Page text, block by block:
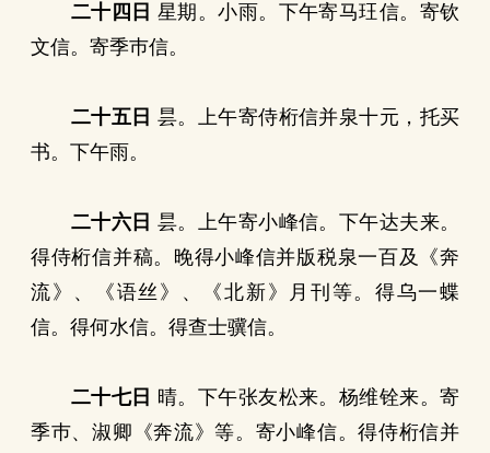
二十四日 星期。小雨。下午寄马玨信。寄钦
文信。寄季巿信。
二十五日 昙。上午寄侍桁信并泉十元，托买
书。下午雨。
二十六日 昙。上午寄小峰信。下午达夫来。
得侍桁信并稿。晚得小峰信并版税泉一百及《奔
流》、《语丝》、《北新》月刊等。得乌一蝶
信。得何水信。得查士骥信。
二十七日 晴。下午张友松来。杨维铨来。寄
季巿、淑卿《奔流》等。寄小峰信。得侍桁信并